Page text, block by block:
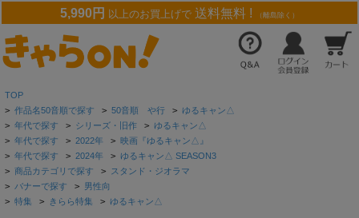
5,990円 以上のお買上げで 送料無料 ! （離島除く）
TOP
> 作品名50音順で探す > 50音順 や行 > ゆるキャン△
> 年代で探す > シリーズ・旧作 > ゆるキャン△
> 年代で探す > 2022年 > 映画『ゆるキャン△』
> 年代で探す > 2024年 > ゆるキャン△ SEASON3
> 商品カテゴリで探す > スタンド・ジオラマ
> バナーで探す > 男性向
> 特集 > きらら特集 > ゆるキャン△